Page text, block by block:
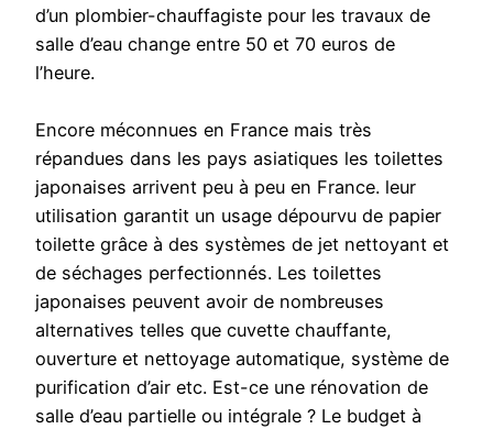
d’un plombier-chauffagiste pour les travaux de
salle d’eau change entre 50 et 70 euros de
l’heure.
Encore méconnues en France mais très
répandues dans les pays asiatiques les toilettes
japonaises arrivent peu à peu en France. leur
utilisation garantit un usage dépourvu de papier
toilette grâce à des systèmes de jet nettoyant et
de séchages perfectionnés. Les toilettes
japonaises peuvent avoir de nombreuses
alternatives telles que cuvette chauffante,
ouverture et nettoyage automatique, système de
purification d’air etc. Est-ce une rénovation de
salle d’eau partielle ou intégrale ? Le budget à